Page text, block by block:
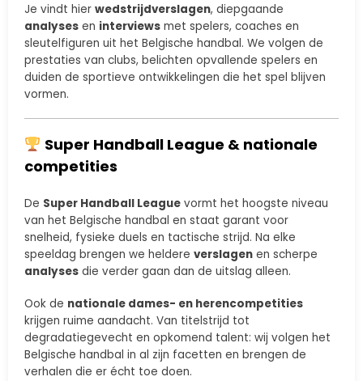
Je vindt hier wedstrijdverslagen, diepgaande
analyses en interviews met spelers, coaches en
sleutelfiguren uit het Belgische handbal. We volgen de
prestaties van clubs, belichten opvallende spelers en
duiden de sportieve ontwikkelingen die het spel blijven
vormen.
Super Handball League & nationale
competities
De Super Handball League vormt het hoogste niveau
van het Belgische handbal en staat garant voor
snelheid, fysieke duels en tactische strijd. Na elke
speeldag brengen we heldere verslagen en scherpe
analyses die verder gaan dan de uitslag alleen.
Ook de nationale dames- en herencompetities
krijgen ruime aandacht. Van titelstrijd tot
degradatiegevecht en opkomend talent: wij volgen het
Belgische handbal in al zijn facetten en brengen de
verhalen die er écht toe doen.